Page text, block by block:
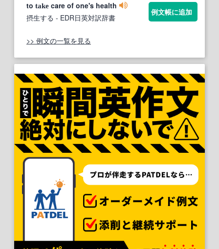
to take care of one's health
摂生する - EDR日英対訳辞書
例文帳に追加
>> 例文の一覧を見る